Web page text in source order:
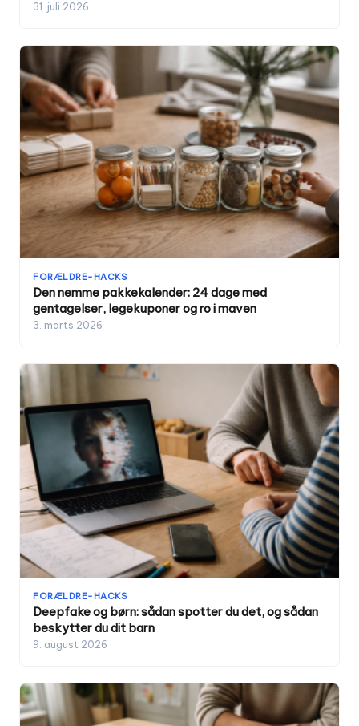
31. juli 2026
FORÆLDRE-HACKS
Den nemme pakkekalender: 24 dage med
gentagelser, legekuponer og ro i maven
3. marts 2026
FORÆLDRE-HACKS
Deepfake og børn: sådan spotter du det, og sådan
beskytter du dit barn
9. august 2026